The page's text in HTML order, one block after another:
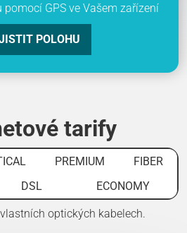
GPS ve Vašem zařízení
POLOHU
tarify
PREMIUM
FIBER
DSL ECONOMY
optických kabelech.